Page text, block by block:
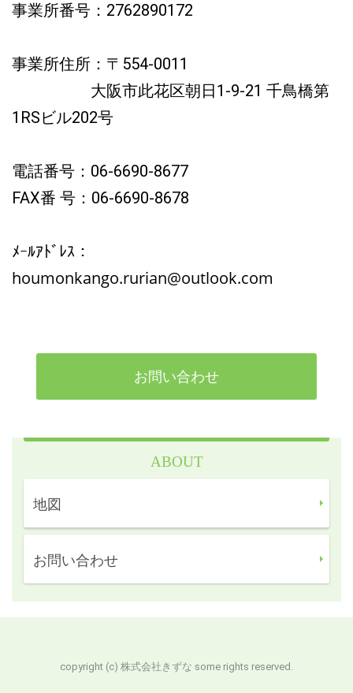
事業所番号：2762890172
事業所住所：〒554-0011
大阪市此花区朝日1-9-21 千鳥橋第
1RSビル202号
電話番号：06-6690-8677
FAX番 号：06-6690-8678
ﾒｰﾙｱﾄﾞﾚｽ：
houmonkango.rurian@outlook.com
お問い合わせ
ABOUT
地図
お問い合わせ
copyright (c) 株式会社きずな some rights reserved.